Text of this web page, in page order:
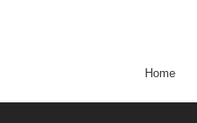
Home